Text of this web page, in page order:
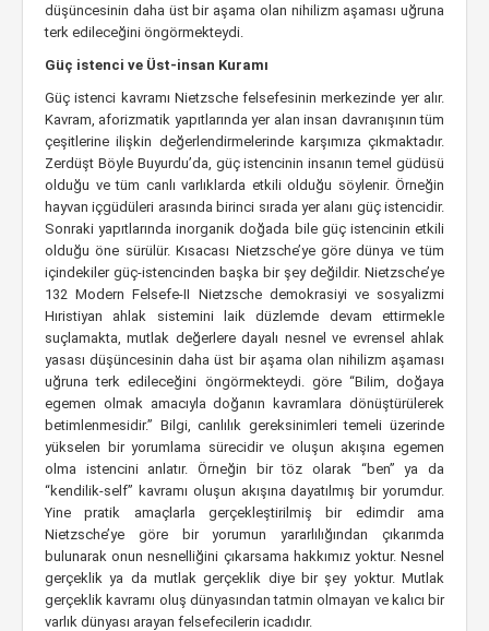
düşüncesinin daha üst bir aşama olan nihilizm aşaması uğruna
terk edileceğini öngörmekteydi.
Güç istenci ve Üst-insan Kuramı
Güç istenci kavramı Nietzsche felsefesinin merkezinde yer alır.
Kavram, aforizmatik yapıtlarında yer alan insan davranışının tüm
çeşitlerine ilişkin değerlendirmelerinde karşımıza çıkmaktadır.
Zerdüşt Böyle Buyurdu’da, güç istencinin insanın temel güdüsü
olduğu ve tüm canlı varlıklarda etkili olduğu söylenir. Örneğin
hayvan içgüdüleri arasında birinci sırada yer alanı güç istencidir.
Sonraki yapıtlarında inorganik doğada bile güç istencinin etkili
olduğu öne sürülür. Kısacası Nietzsche’ye göre dünya ve tüm
içindekiler güç-istencinden başka bir şey değildir. Nietzsche’ye
132 Modern Felsefe-II Nietzsche demokrasiyi ve sosyalizmi
Hıristiyan ahlak sistemini laik düzlemde devam ettirmekle
suçlamakta, mutlak değerlere dayalı nesnel ve evrensel ahlak
yasası düşüncesinin daha üst bir aşama olan nihilizm aşaması
uğruna terk edileceğini öngörmekteydi. göre “Bilim, doğaya
egemen olmak amacıyla doğanın kavramlara dönüştürülerek
betimlenmesidir.” Bilgi, canlılık gereksinimleri temeli üzerinde
yükselen bir yorumlama sürecidir ve oluşun akışına egemen
olma istencini anlatır. Örneğin bir töz olarak “ben” ya da
“kendilik-self” kavramı oluşun akışına dayatılmış bir yorumdur.
Yine pratik amaçlarla gerçekleştirilmiş bir edimdir ama
Nietzsche’ye göre bir yorumun yararlılığından çıkarımda
bulunarak onun nesnelliğini çıkarsama hakkımız yoktur. Nesnel
gerçeklik ya da mutlak gerçeklik diye bir şey yoktur. Mutlak
gerçeklik kavramı oluş dünyasından tatmin olmayan ve kalıcı bir
varlık dünyası arayan felsefecilerin icadıdır.